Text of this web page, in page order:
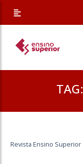
TAG:
Revista Ensino Superior